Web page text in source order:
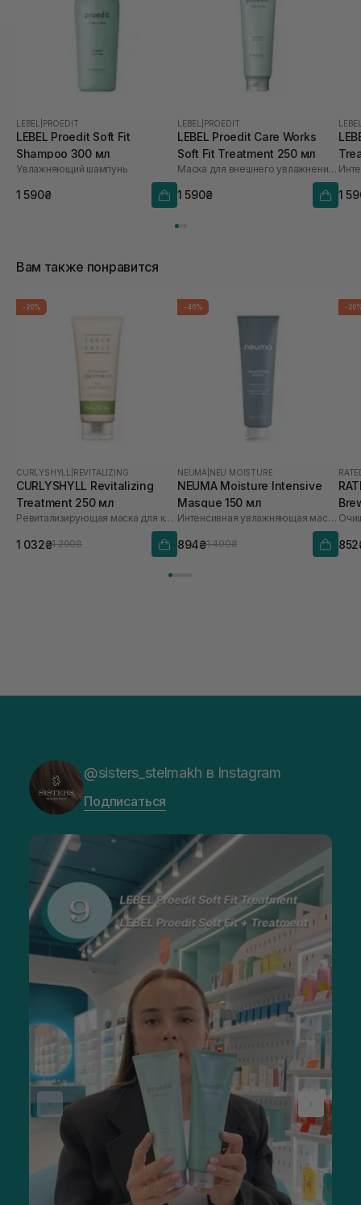
LEBEL PROEDIT
LEBEL Proedit Soft Fit
Shampoo 300 мл
Увлажняющий шампунь
1 590₴
LEBEL PROEDIT
LEBEL Proedit Care Works
Soft Fit Treatment 250 мл
Маска для внешнего увлажнения волос
1 590₴ 1
Вам также понравится
-20%
CURLYSHYLL REVITALIZING
CURLYSHYLL Revitalizing
Treatment 250 мл
Ревитализирующая маска для кожи головы и волос
1 032₴1 290₴
-40%
NEUMA NEU MOISTURE
NEUMA Moisture Intensive
Masque 150 мл
Интенсивная увлажняющая маска для волос
894₴1 490₴
-
@sisters_stelmakh в Instagram
Подписаться